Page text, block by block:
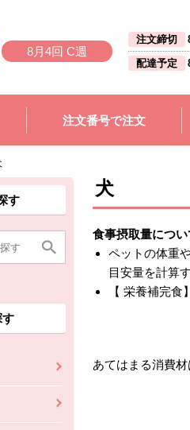
8月4回 C週
注文締切
配達予定
注文番号で注文
ューです。
す
す
まで。
ューです。
まで。 犬
食事摂取量につい
ペットの体重
目安量を計算
【 栄養補完
あてはまる消費材